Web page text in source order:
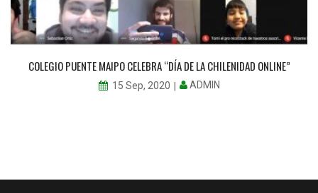
COLEGIO PUENTE MAIPO CELEBRA “DÍA DE LA CHILENIDAD ONLINE”
15 Sep, 2020 ADMIN